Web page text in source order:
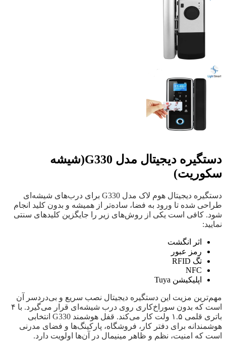
دستگیره دیجیتال مدل G330(شیشه
سکوریت)
دستگیره دیجیتال هوم لاک مدل G330 برای درب‌های شیشه‌ای
طراحی شده تا ورود به فضا، ساده‌تر از همیشه و بدون کلید انجام
شود. کافی است یکی از روش‌های زیر را جایگزین کلیدهای سنتی
نمایید:
اثر انگشت
رمز عبور
تگ RFID
NFC
اپلیکیشن Tuya
مهم‌ترین مزیت این دستگیره دیجیتال نصب سریع و بی‌دردسر آن
است که بدون سوراخ‌کاری روی درب شیشه‌ای قرار می‌گیرد. با ۴
باتری قلمی ۱.۵ ولت کار می‌کند. قفل هوشمند G330 انتخابی
هوشمندانه برای دفتر کار، فروشگاه، پارکینگ‌ها و فضای مدرنی
است که امنیت، نظم و ظاهر مینیمال در آن‌ها اولویت دارد.